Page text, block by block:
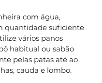
com água,
quantidade suficiente
vários panos
habitual ou sabão
pelas patas até ao
cauda e lombo.